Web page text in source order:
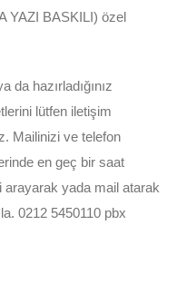
YAZI BASKILI) özel
da hazırladığınız
lütfen iletişim
Mailinizi ve telefon
en geç bir saat
yada mail atarak
0212 5450110 pbx